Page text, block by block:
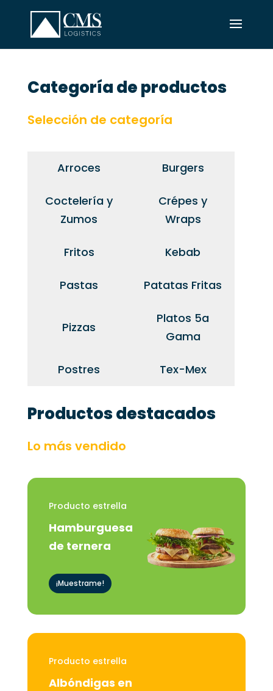
Categoría de productos
Selección de categoría
Arroces Burgers
Coctelería y
Zumos
Crépes y
Wraps
Fritos Kebab
Pastas Patatas Fritas
Pizzas
Platos 5a
Gama
Postres Tex-Mex
Productos destacados
Lo más vendido
Producto estrella
Hamburguesa
de ternera
¡Muestrame!
Producto estrella
Albóndigas en